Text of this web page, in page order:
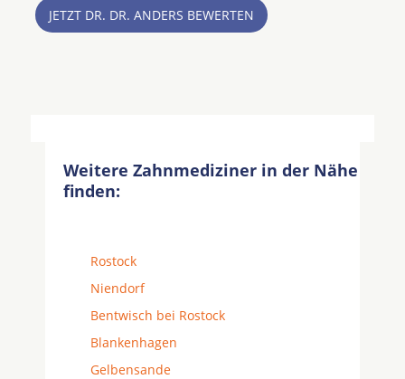
JETZT DR. DR. ANDERS BEWERTEN
Weitere Zahnmediziner in der Nähe
finden:
Rostock
Niendorf
Bentwisch bei Rostock
Blankenhagen
Gelbensande